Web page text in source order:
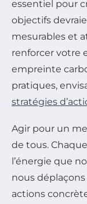
essentiel pour
objectifs
mesurables et
renforcer votre
empreinte
pratiques,
stratégies
Agir pour un
de tous.
l’énergie que
nous
actions